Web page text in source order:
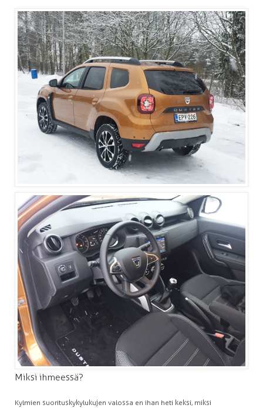
Miksi ihmeessä?
Kylmien suorituskykylukujen valossa en ihan heti keksi, miksi